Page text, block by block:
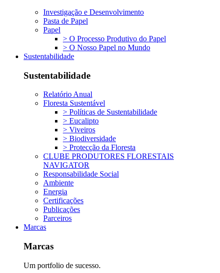
Investigação e Desenvolvimento
Pasta de Papel
Papel
> O Processo Produtivo do Papel
> O Nosso Papel no Mundo
Sustentabilidade
Sustentabilidade
Relatório Anual
Floresta Sustentável
> Políticas de Sustentabilidade
> Eucalipto
> Viveiros
> Biodiversidade
> Protecção da Floresta
CLUBE PRODUTORES FLORESTAIS
NAVIGATOR
Responsabilidade Social
Ambiente
Energia
Certificações
Publicações
Parceiros
Marcas
Marcas
Um portfolio de sucesso.